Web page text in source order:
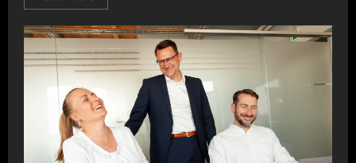
more
Nachhaltige
Unternehmenssteuerung
mit
moderner
Organisationskraft